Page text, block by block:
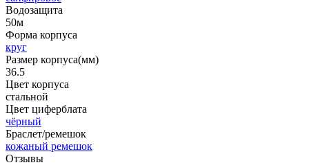
Водозащита
50м
Форма корпуса
круг
Размер корпуса(мм)
36.5
Цвет корпуса
стальной
Цвет циферблата
чёрный
Браслет/ремешок
кожаный ремешок
Отзывы